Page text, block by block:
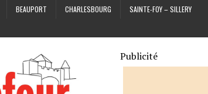
BEAUPORT CHARLESBOURG
SAINTE-FOY – SILLERY
Publicité